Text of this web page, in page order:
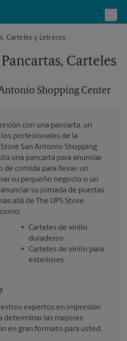
Shopping Center
Carteles y Letreros
Carteles
Shopping Center
con una pancarta, un
profesionales de la
San Antonio Shopping
una pancarta para anunciar
de comida para llevar, un
su pequeño negocio o un
su jornada de puertas
allá de The UPS Store.
• Carteles de vinilo
duraderos
• Carteles de vinilo para
exteriores
expertos en impresión
determinar las mejores
en gran formato para usted.